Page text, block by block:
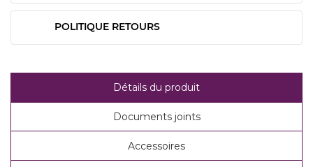
POLITIQUE RETOURS
Détails du produit
Documents joints
Accessoires